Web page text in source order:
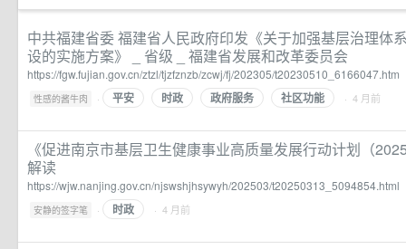
中共福建省委 福建省人民政府印发《关于加强基层治理体
设的实施方案》 _ 省级 _ 福建省发展和改革委员会
https://fgw.fujian.gov.cn/ztzl/tjzfznzb/zcwj/fj/202305/t20230510_6166047.htm
性感的酱牛肉 · 平安 时政 政府服务 社区功能 · 4 月前
《促进南京市基层卫生健康事业高质量发展行动计划（
解读
https://wjw.nanjing.gov.cn/njswshjhsywyh/202503/t20250313_5094854.html
安静的签字笔 · 时政 · 4 月前